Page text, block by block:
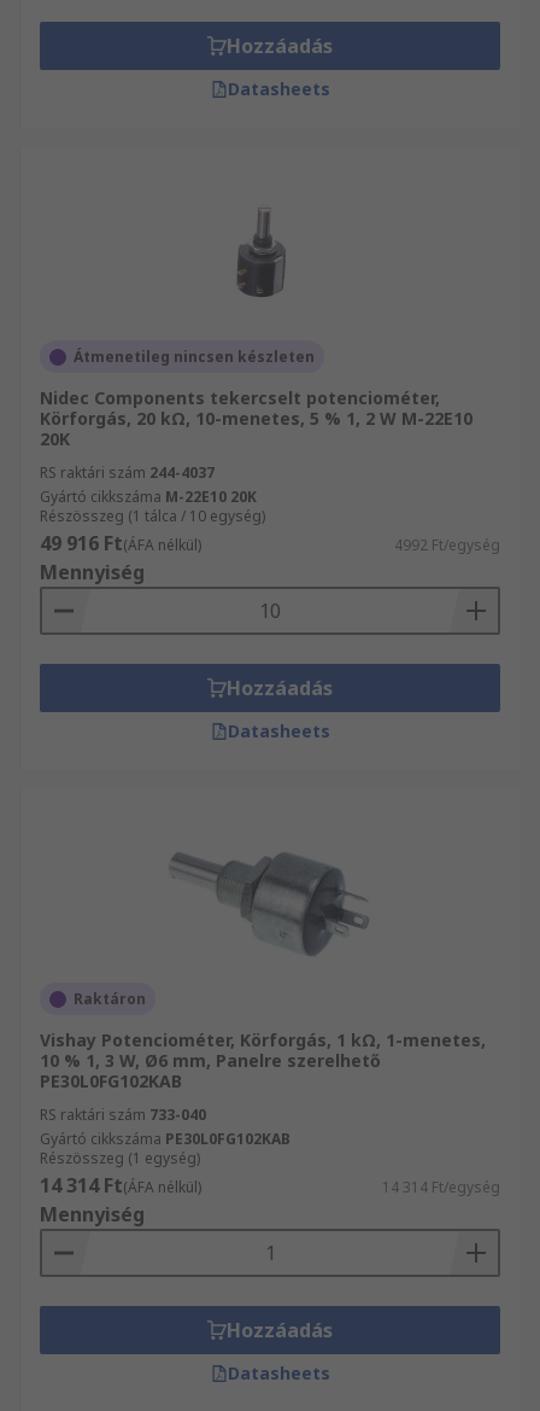
Hozzáadás
Datasheets
Átmenetileg nincsen készleten
Nidec Components tekercselt potenciométer,
Körforgás, 20 kΩ, 10-menetes, 5 % 1, 2 W M-22E10
20K
RS raktári szám 244-4037
Gyártó cikkszáma M-22E10 20K
Részösszeg (1 tálca / 10 egység)
49 916 Ft(ÁFA nélkül) 4992 Ft/egység
Mennyiség
Hozzáadás
Datasheets
Raktáron
Vishay Potenciométer, Körforgás, 1 kΩ, 1-menetes,
10 % 1, 3 W, Ø6 mm, Panelre szerelhető
PE30L0FG102KAB
RS raktári szám 733-040
Gyártó cikkszáma PE30L0FG102KAB
Részösszeg (1 egység)
14 314 Ft(ÁFA nélkül) 14 314 Ft/egység
Mennyiség
Hozzáadás
Datasheets